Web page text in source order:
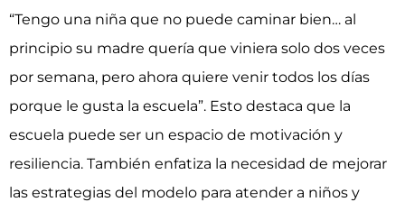
“Tengo una niña que no puede caminar bien… al
principio su madre quería que viniera solo dos veces
por semana, pero ahora quiere venir todos los días
porque le gusta la escuela”. Esto destaca que la
escuela puede ser un espacio de motivación y
resiliencia. También enfatiza la necesidad de mejorar
las estrategias del modelo para atender a niños y